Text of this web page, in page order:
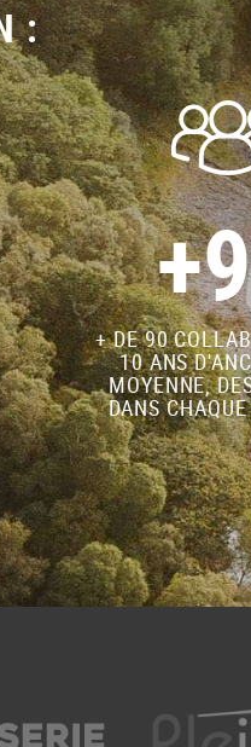
:
+ DE 90
10 ANS
MOYENNE,
DANS